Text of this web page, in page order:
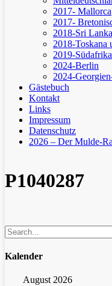
2017- Mallorca
2017-
2018-Sri Lanka
2018-Toskana
2019-Südafrika
2024-Berlin
2024-
Gästebuch
Kontakt
Links
Impressum
Datenschutz
2026 – Der Mulde-
P1040287
Kalender
August 2026